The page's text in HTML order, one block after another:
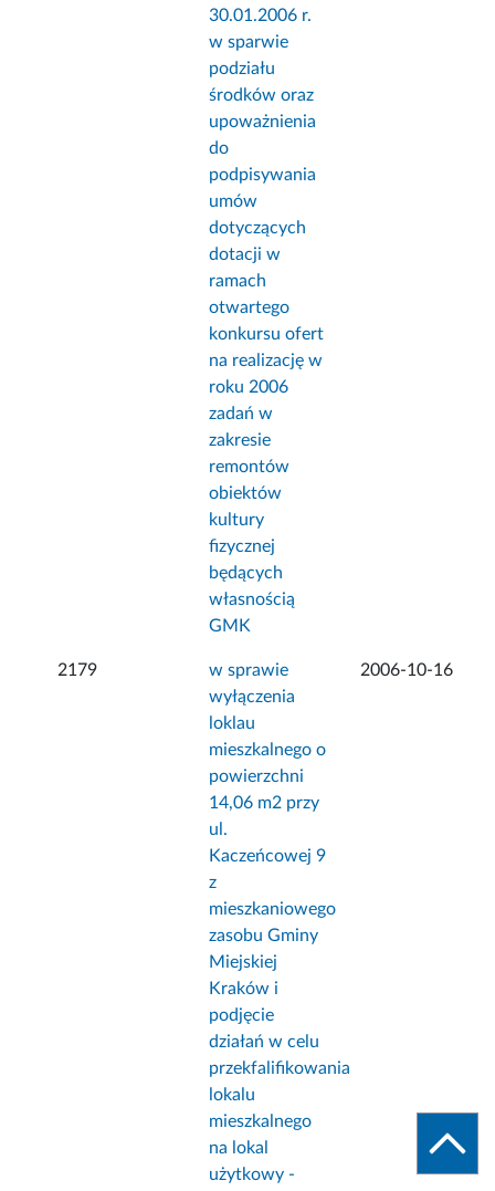
30.01.2006 r.
w sparwie
podziału
środków oraz
upoważnienia
do
podpisywania
umów
dotyczących
dotacji w
ramach
otwartego
konkursu ofert
na realizację w
roku 2006
zadań w
zakresie
remontów
obiektów
kultury
fizycznej
będących
własnością
GMK
2179
w sprawie
wyłączenia
loklau
mieszkalnego o
powierzchni
14,06 m2 przy
ul.
Kaczeńcowej 9
z
mieszkaniowego
zasobu Gminy
Miejskiej
Kraków i
podjęcie
działań w celu
przekfalifikowania
lokalu
mieszkalnego
na lokal
użytkowy -
2006-10-16